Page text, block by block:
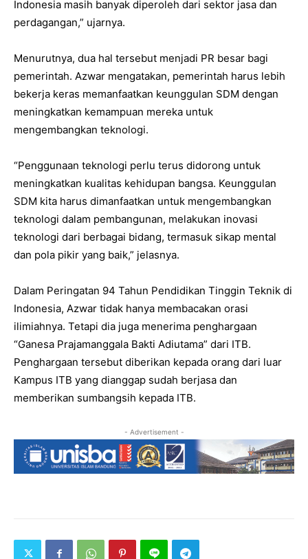
Indonesia masih banyak diperoleh dari sektor jasa dan
perdagangan,” ujarnya.
Menurutnya, dua hal tersebut menjadi PR besar bagi
pemerintah. Azwar mengatakan, pemerintah harus lebih
bekerja keras memanfaatkan keunggulan SDM dengan
meningkatkan kemampuan mereka untuk
mengembangkan teknologi.
“Penggunaan teknologi perlu terus didorong untuk
meningkatkan kualitas kehidupan bangsa. Keunggulan
SDM kita harus dimanfaatkan untuk mengembangkan
teknologi dalam pembangunan, melakukan inovasi
teknologi dari berbagai bidang, termasuk sikap mental
dan pola pikir yang baik,” jelasnya.
Dalam Peringatan 94 Tahun Pendidikan Tinggin Teknik di
Indonesia, Azwar tidak hanya membacakan orasi
ilimiahnya. Tetapi dia juga menerima penghargaan
“Ganesa Prajamanggala Bakti Adiutama” dari ITB.
Penghargaan tersebut diberikan kepada orang dari luar
Kampus ITB yang dianggap sudah berjasa dan
memberikan sumbangsih kepada ITB.
- Advertisement -